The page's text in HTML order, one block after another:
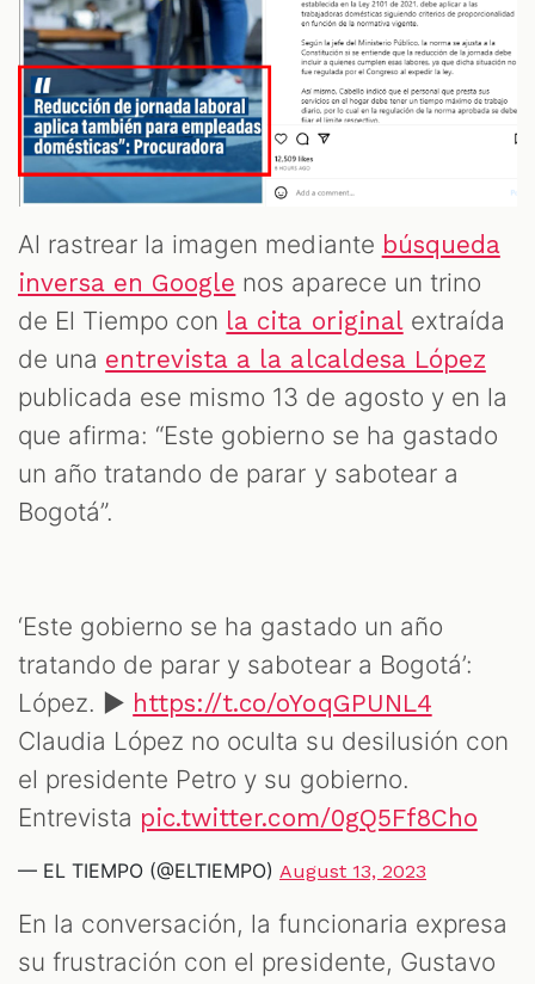
Al rastrear la imagen mediante búsqueda
inversa en Google nos aparece un trino
de El Tiempo con la cita originalextraída
de una entrevista a la alcaldesa López
publicada ese mismo 13 de agosto y en la
que afirma: “Este gobierno se ha gastado
un año tratando de parar y sabotear a
Bogotá”.
‘Este gobierno se ha gastado un año
tratando de parar y sabotear a Bogotá’:
López. ► https://t.co/oYoqGPUNL4
Claudia López no oculta su desilusión con
el presidente Petro y su gobierno.
Entrevista pic.twitter.com/0gQ5Ff8Cho
— EL TIEMPO (@ELTIEMPO) August 13, 2023
En la conversación, la funcionaria expresa
su frustración con el presidente, Gustavo